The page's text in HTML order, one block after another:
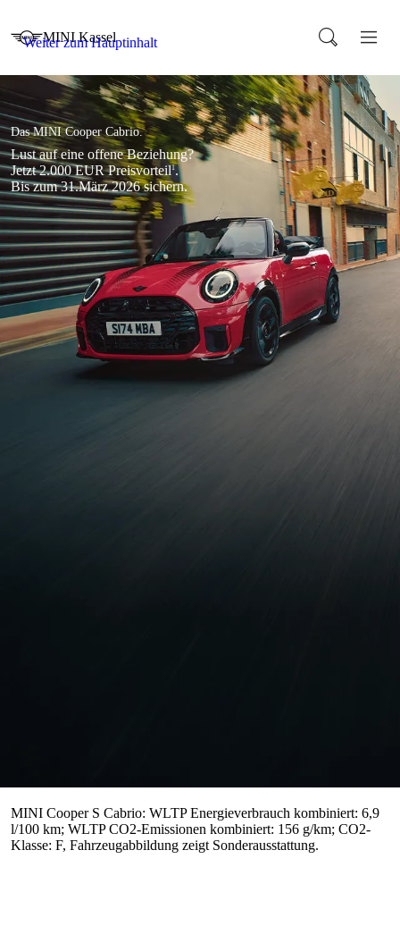
MINI Cooper S Cabrio: WLTP Energieverbrauch kombiniert: 6,9
l/100 km; WLTP CO2-Emissionen kombiniert: 156 g/km; CO2-
Klasse: F, Fahrzeugabbildung zeigt Sonderausstattung.